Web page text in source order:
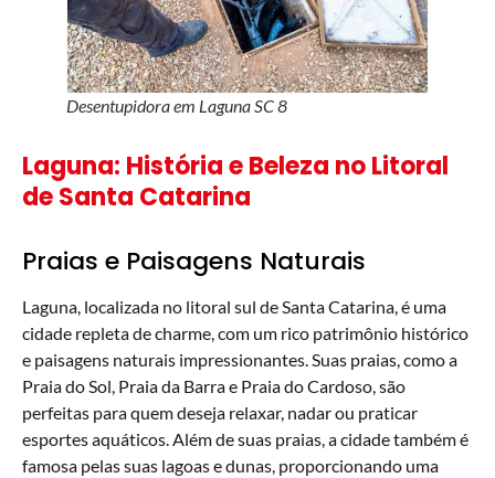
Desentupidora em Laguna SC 8
Laguna: História e Beleza no Litoral
de Santa Catarina
Praias e Paisagens Naturais
Laguna, localizada no litoral sul de Santa Catarina, é uma
cidade repleta de charme, com um rico patrimônio histórico
e paisagens naturais impressionantes. Suas praias, como a
Praia do Sol, Praia da Barra e Praia do Cardoso, são
perfeitas para quem deseja relaxar, nadar ou praticar
esportes aquáticos. Além de suas praias, a cidade também é
famosa pelas suas lagoas e dunas, proporcionando uma